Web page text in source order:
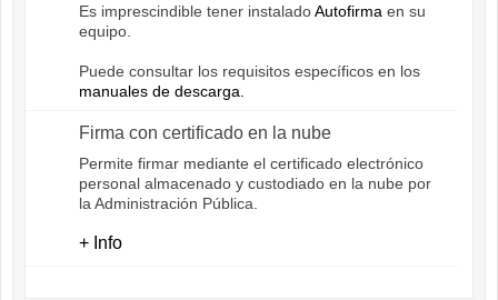
Es imprescindible tener instaladoAutofirma en su
equipo.
Puede consultar los requisitos específicos en los
manuales de descarga.
Firma con certificado en la nube
Permite firmar mediante el certificado electrónico
personal almacenado y custodiado en la nube por
la Administración Pública.
+ Info